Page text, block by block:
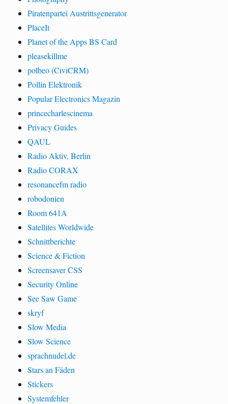
Piratenpartei Austrittsgenerator
PlaceIt
Planet of the Apps BS Card
pleasekillme
polbeo (CiviCRM)
Pollin Elektronik
Popular Electronics Magazin
princecharlescinema
Privacy Guides
QAUL
Radio Aktiv, Berlin
Radio CORAX
resonancefm radio
robodonien
Room 641A
Satellites Worldwide
Schnittberichte
Science & Fiction
Screensaver CSS
Security Online
See Saw Game
skryf
Slow Media
Slow Science
sprachnudel.de
Stars an Fäden
Stickers
Systemfehler